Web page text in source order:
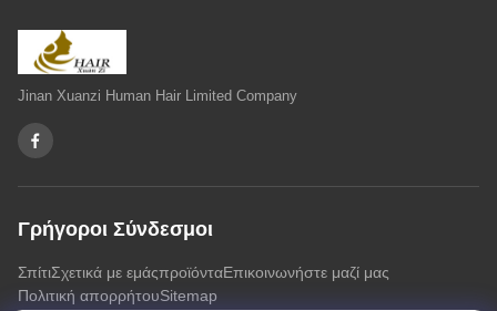
Jinan Xuanzi Human Hair Limited Company
Γρήγοροι Σύνδεσμοι
ΣπίτιΣχετικά με εμάςπροϊόνταΕπικοινωνήστε μαζί μας
Πολιτική απορρήτουSitemap